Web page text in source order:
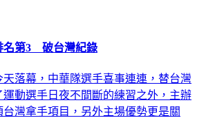
名第3 破台灣紀錄
落幕，中華隊選手喜事連連，替台灣
動選手日夜不間斷的練習之外，主辦
灣拿手項目，另外主場優勢更是關